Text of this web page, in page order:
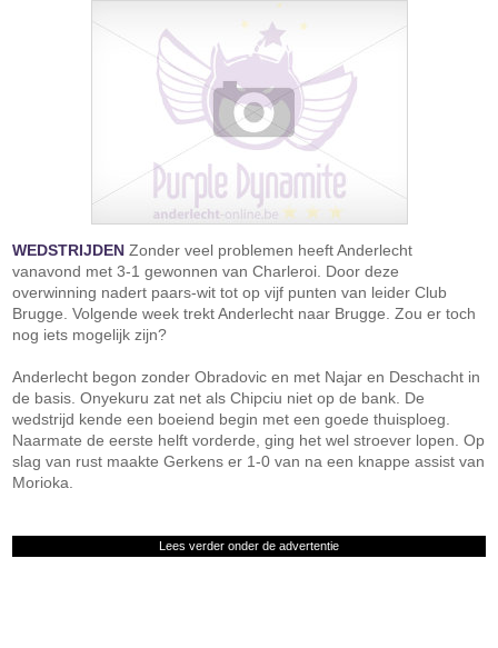
WEDSTRIJDEN Zonder veel problemen heeft Anderlecht
vanavond met 3-1 gewonnen van Charleroi. Door deze
overwinning nadert paars-wit tot op vijf punten van leider Club
Brugge. Volgende week trekt Anderlecht naar Brugge. Zou er toch
nog iets mogelijk zijn?
Anderlecht begon zonder Obradovic en met Najar en Deschacht in
de basis. Onyekuru zat net als Chipciu niet op de bank. De
wedstrijd kende een boeiend begin met een goede thuisploeg.
Naarmate de eerste helft vorderde, ging het wel stroever lopen. Op
slag van rust maakte Gerkens er 1-0 van na een knappe assist van
Morioka.
Lees verder onder de advertentie